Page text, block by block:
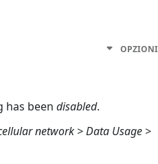
OPZIONI
been disabled.
network > Data Usage >